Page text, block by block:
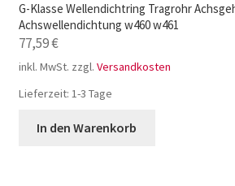
G-Klasse Wellendichtring Tragrohr
Achswellendichtung w460 w461
77,59€
inkl. MwSt. zzgl. Versandkosten
Lieferzeit: 1-3 Tage
In den Warenkorb